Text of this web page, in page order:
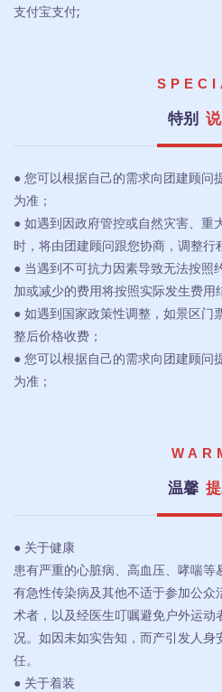
支付宝支付;
特别
● 您可以根据自己的需求向团建顾问
为准；
● 如遇到因政府管控或自然灾害、重
时，将由团建顾问跟您协商，调整行
● 当遇到不可抗力因素导致无法按照
加或减少的费用将按照实际发生费用
● 如遇到国家政策性调整，如景区门
整后价格收费；
● 您可以根据自己的需求向团建顾问
为准；
温馨
● 关于健康
患有严重的心脏病、高血压、哮喘
有急性传染病及其他不适于参加公
术者，以及经医生叮嘱避免户外运动
况。如因未如实告知，而产引发人
任。
● 关于着装